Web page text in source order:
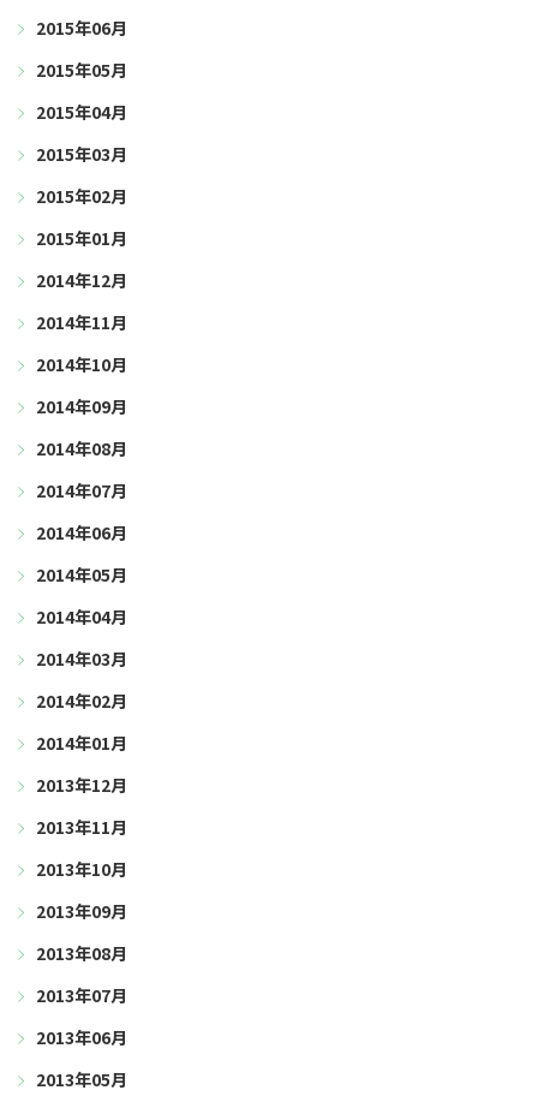
2015年06月
2015年05月
2015年04月
2015年03月
2015年02月
2015年01月
2014年12月
2014年11月
2014年10月
2014年09月
2014年08月
2014年07月
2014年06月
2014年05月
2014年04月
2014年03月
2014年02月
2014年01月
2013年12月
2013年11月
2013年10月
2013年09月
2013年08月
2013年07月
2013年06月
2013年05月